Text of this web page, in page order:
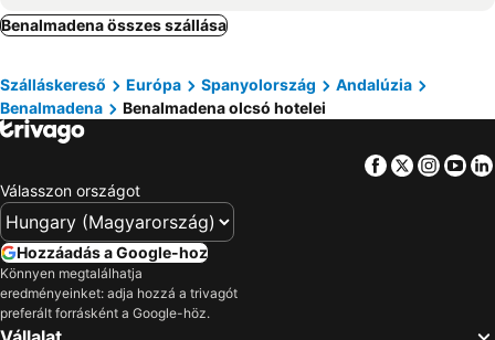
Holiday Inn Express Malaga Airport
Medplaya Hotel Bali
NH Málaga
Medplaya Hotel Pez Espada
Hotel Puente Real
Sercotel Rosaleda Málaga
ibis budget Málaga Centro
ibis Malaga Centro Ciudad
Rafaela Guest House
Eurostars Malaga
San Fermín by Dorobe
Sol Principe
Benalmadena összes szállása
Szálláskereső Európa Spanyolország
Andalúzia
Benalmadena
Benalmadena olcsó hotelei
Facebook
Twitter
Válasszon országot
Hozzáadás a Google-hoz
Könnyen megtalálhatja
eredményeinket: adja hozzá a trivagót
preferált forrásként a Google-höz.